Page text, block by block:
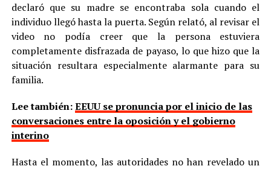
declaró que su madre se encontraba sola cuando el
individuo llegó hasta la puerta. Según relató, al revisar el
video no podía creer que la persona estuviera
completamente disfrazada de payaso, lo que hizo que la
situación resultara especialmente alarmante para su
familia.
Lee también:EEUU se pronuncia por el inicio de las
conversaciones entre la oposición y el gobierno
interino
Hasta el momento, las autoridades no han revelado un